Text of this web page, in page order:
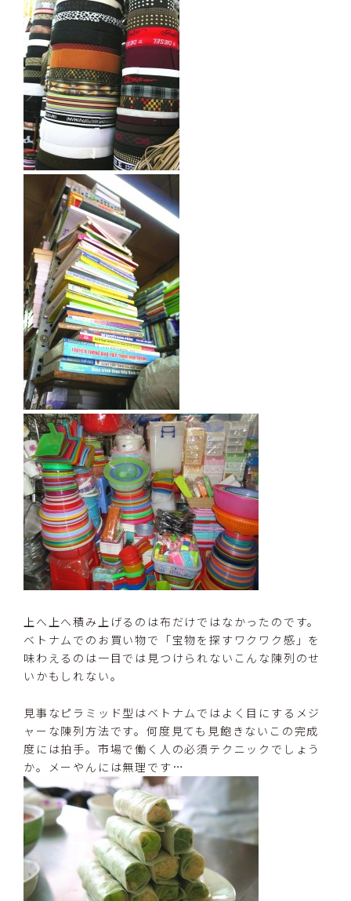
上へ上へ積み上げるのは布だけではなかったのです。
ベトナムでのお買い物で「宝物を探すワクワク感」を
味わえるのは一目では見つけられないこんな陳列のせ
いかもしれない。
見事なピラミッド型はベトナムではよく目にするメジ
ャーな陳列方法です。何度見ても見飽きないこの完成
度には拍手。市場で働く人の必須テクニックでしょう
か。メーやんには無理です…